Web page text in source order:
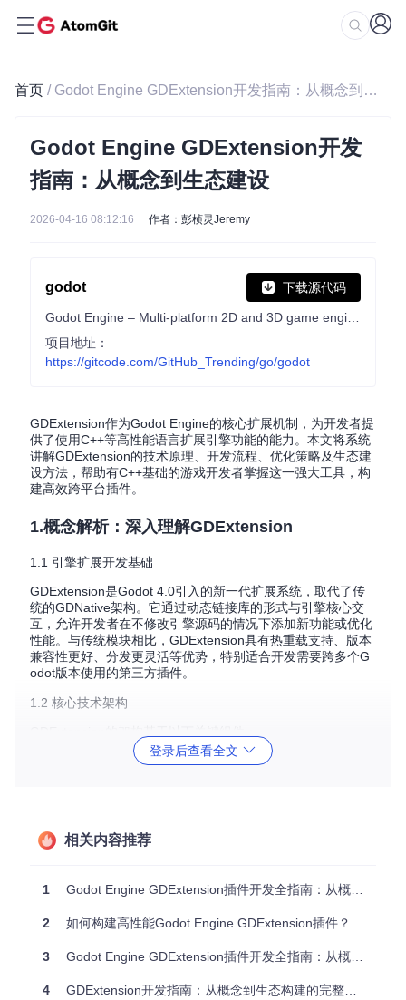
首页 / Godot Engine GDExtension开发指南：从概念到生态建设
Godot Engine GDExtension开发
指南：从概念到生态建设
2026-04-16 08:12:16 作者：彭桢灵Jeremy
godot 下载源代码
项目地址：
https://gitcode.com/GitHub_Trending/go/godot
GDExtension作为Godot Engine的核心扩展机制，为开发者提
供了使用C++等高性能语言扩展引擎功能的能力。本文将系统
讲解GDExtension的技术原理、开发流程、优化策略及生态建
设方法，帮助有C++基础的游戏开发者掌握这一强大工具，构
建高效跨平台插件。
1.概念解析：深入理解GDExtension
1.1 引擎扩展开发基础
GDExtension是Godot 4.0引入的新一代扩展系统，取代了传
统的GDNative架构。它通过动态链接库的形式与引擎核心交
互，允许开发者在不修改引擎源码的情况下添加新功能或优化
性能。与传统模块相比，GDExtension具有热重载支持、版本
兼容性更好、分发更灵活等优势，特别适合开发需要跨多个G
odot版本使用的第三方插件。
1.2 核心技术架构
：负责加载和管理扩展生命周期，核心实现位于
库加载器：处理不同平台动态库的加载逻辑，支持Window
登录后查看全文
相关内容推荐
1 Godot Engine GDExtension插件开发全指南：从概念到工程化实践
2 如何构建高性能Godot Engine GDExtension插件？从开发到分发的全流程指南
3 Godot Engine GDExtension插件开发全指南：从概念到生态实践
4 GDExtension开发指南：从概念到生态构建的完整路径